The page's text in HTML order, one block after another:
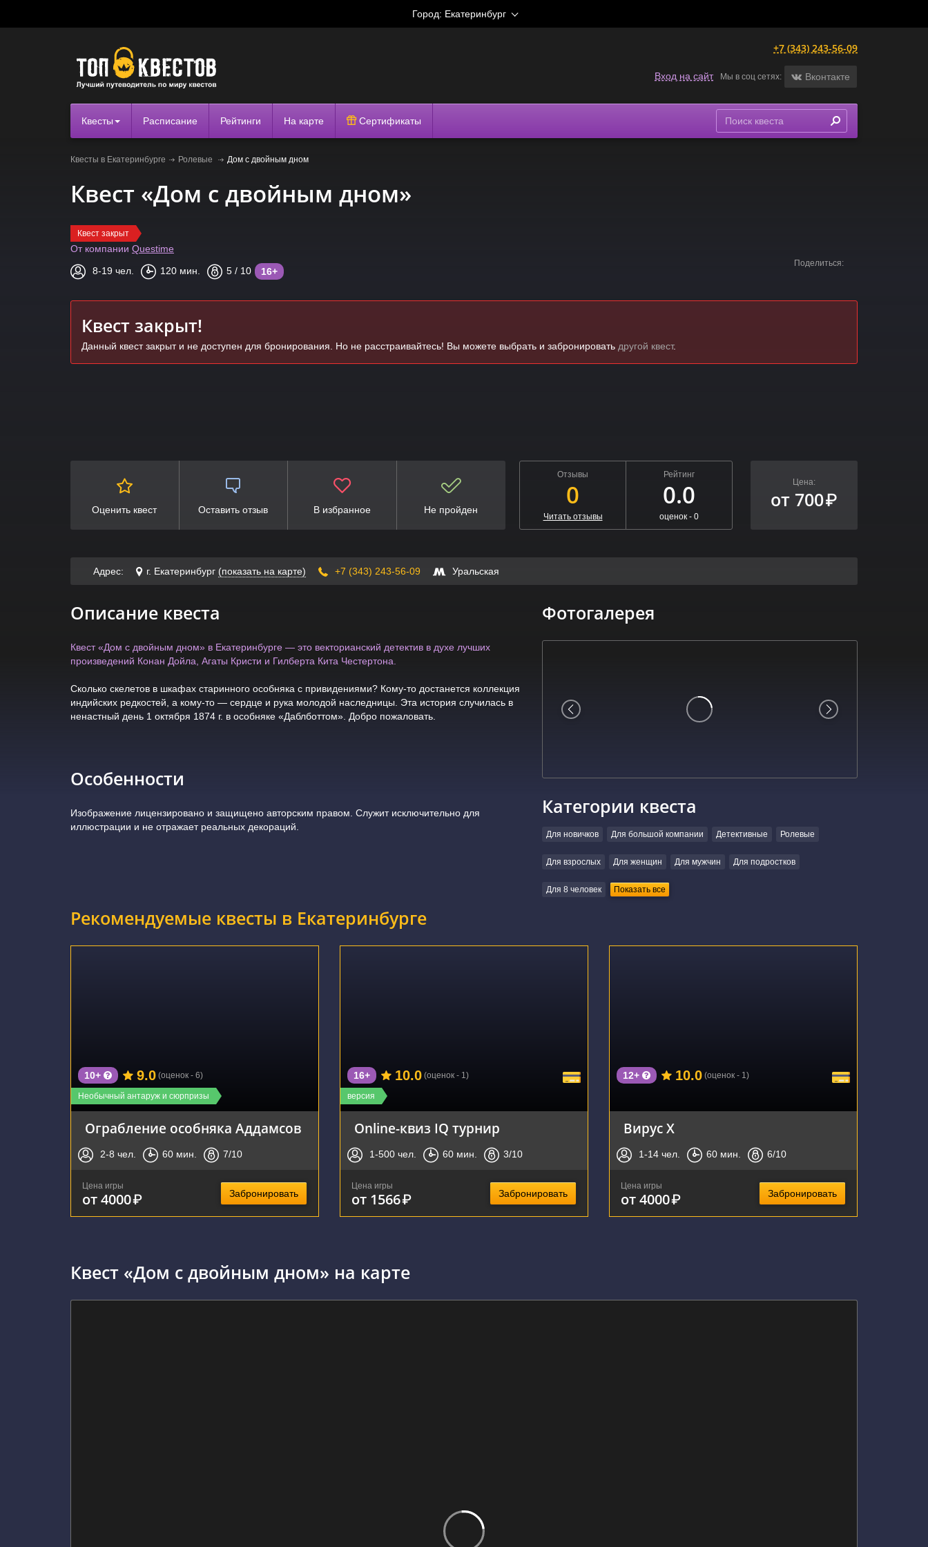
Город: Екатеринбург
+7 (343) 243-56-09
Вход на сайт Мы в соц сетях: Вконтакте
Квесты Расписание Рейтинги На карте Сертификаты
Квесты в Екатеринбурге Ролевые Дом с двойным дном
Квест «Дом с двойным дном»
Квест закрыт
От компании Questime
8-19 чел. 120 мин. 5 / 10 16+
Квест закрыт!
Данный квест закрыт и не доступен для бронирования. Но не расстраивайтесь! Вы можете выбрать и забронировать другой квест.
Поделиться:
Оценить квест Оставить отзыв В избранное Не пройден
Отзывы
0
Читать отзывы
Рейтинг
0.0
оценок - 0
Цена:
от 700₽
Адрес: г. Екатеринбург (показать на карте) +7 (343) 243-56-09 Уральская
Описание квеста
Квест «Дом с двойным дном» в Екатеринбурге — это векторианский детектив в духе лучших
произведений Конан Дойла, Агаты Кристи и Гилберта Кита Честертона.
Сколько скелетов в шкафах старинного особняка с привидениями? Кому-то достанется коллекция
индийских редкостей, а кому-то — сердце и рука молодой наследницы. Эта история случилась в
ненастный день 1 октября 1874 г. в особняке «Даблботтом». Добро пожаловать.
Особенности
Изображение лицензировано и защищено авторским правом. Служит исключительно для
иллюстрации и не отражает реальных декораций.
Фотогалерея
Категории квеста
Для новичков Для большой компании Детективные Ролевые
Для взрослых Для женщин Для мужчин Для подростков
Для 8 человек Показать все
Рекомендуемые квесты в Екатеринбурге
Необычный антаруж и сюрпризы
10+ 9.0 (оценок - 6)
Ограбление особняка Аддамсов
2-8 чел. 60 мин. 7/10
Цена игры
от 4000₽ Забронировать
версия
16+ 10.0 (оценок - 1)
Online-квиз IQ турнир
1-500 чел. 60 мин. 3/10
Цена игры
от 1566₽ Забронировать
12+ 10.0 (оценок - 1)
Вирус Х
1-14 чел. 60 мин. 6/10
Цена игры
от 4000₽ Забронировать
Квест «Дом с двойным дном» на карте